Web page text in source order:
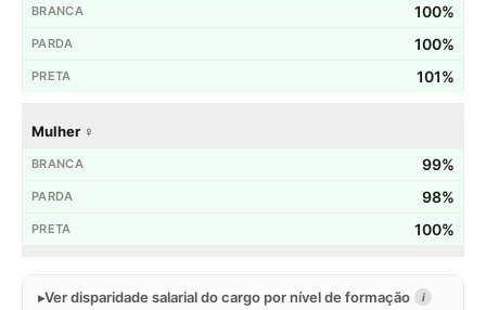
100%
100%
101%
Mulher ♀
99%
98%
100%
Ver disparidade salarial do cargo por nível de formação i